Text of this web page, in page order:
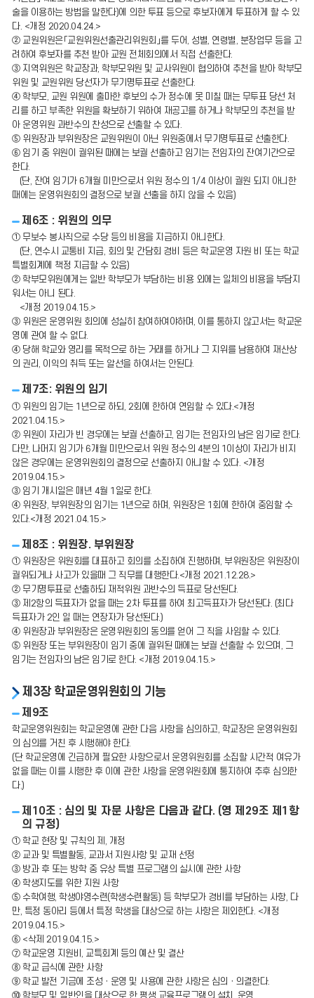
술을 이용하는 방법을 말한다)에 의한 투표 등으로 후보자에게 투표하게 할 수 있
다. <개정 2020.04.24.>
② 교원위원은「교원위원선출관리위원회」를 두어, 성별, 연령별, 분장업무 등을 고
려하여 후보자를 추천 받아 교원 전체회의에서 직접 선출한다.
③ 지역위원은 학교장과, 학부모위원 및 교사위원이 협의하여 추천을 받아 학부모
위원 및 교원위원 당선자가 무기명투표로 선출한다.
④ 학부모, 교원 위원에 출마한 후보의 수가 정수에 못 미칠 때는 무투표 당선 처
리를 하고 부족한 위원을 확보하기 위하여 재공고를 하거나 학부모의 추천을 받
아 운영위원 과반수의 찬성으로 선출할 수 있다.
⑤ 위원장과 부위원장은 교원위원이 아닌 위원중에서 무기명투표로 선출한다.
⑥ 임기 중 위원이 궐위된 때에는 보궐 선출하고 임기는 전임자의 잔여기간으로
한다.
(단, 잔여 임기가 6개월 미만으로서 위원 정수의 1/4 이상이 궐원 되지 아니한
때에는 운영위원회의 결정으로 보궐 선출을 하지 않을 수 있음)
제6조 : 위원의 의무
① 무보수 봉사직으로 수당 등의 비용을 지급하지 아니한다.
(단, 연수시 교통비 지급, 회의 및 간담회 경비 등은 학교운영 자원 비 또는 학교
특별회계에 책정 지급할 수 있음)
② 학부모위원에게는 일반 학부모가 부담하는 비용 외에는 일체의 비용을 부담지
워서는 아니 된다.
<개정 2019.04.15.>
③ 위원은 운영위원 회의에 성실히 참여하여야하며, 이를 통하지 않고서는 학교운
영에 관여 할 수 없다.
④ 당해 학교와 영리를 목적으로 하는 거래를 하거나 그 지위를 남용하여 재산상
의 권리, 이익의 취득 또는 알선을 하여서는 안된다.
제7조: 위원의 임기
① 위원의 임기는 1년으로 하되, 2회에 한하여 연임할 수 있다.<개정
2021.04.15.>
② 위원이 자리가 빈 경우에는 보궐 선출하고, 임기는 전임자의 남은 임기로 한다.
다만, 나머지 임기가 6개월 미만으로서 위원 정수의 4분의 1이상이 자리가 비지
않은 경우에는 운영위원회의 결정으로 선출하지 아니할 수 있다. <개정
2019.04.15.>
③ 임기 개시일은 매년 4월 1일로 한다.
④ 위원장, 부위원장의 임기는 1년으로 하며, 위원장은 1회에 한하여 중임할 수
있다.<개정 2021.04.15.>
제8조 : 위원장. 부위원장
① 위원장은 위원회를 대표하고 회의를 소집하여 진행하며, 부위원장은 위원장이
궐위되거나 사고가 있을때 그 직무를 대행한다.<개정 2021.12.28.>
② 무기명투표로 선출하되 재적위원 과반수의 득표로 당선된다.
③ 제2항의 득표자가 없을 때는 2차 투표를 하여 최고득표자가 당선된다. (최다
득표자가 2인 일 때는 연장자가 당선된다.)
④ 위원장과 부위원장은 운영위원회의 동의를 얻어 그 직을 사임할 수 있다.
⑤ 위원장 또는 부위원장이 임기 중에 궐위된 때에는 보궐 선출할 수 있으며, 그
임기는 전임자의 남은 임기로 한다. <개정 2019.04.15.>
제3장 학교운영위원회의 기능
제9조
학교운영위원회는 학교운영에 관한 다음 사항을 심의하고, 학교장은 운영위원회
의 심의를 거친 후 시행해야 한다.
(단 학교운영에 긴급하게 필요한 사항으로서 운영위원회를 소집할 시간적 여유가
없을 때는 이를 시행한 후 이에 관한 사항을 운영위원회에 통지하여 추후 심의한
다.)
제10조 : 심의 및 자문 사항은 다음과 같다. (영 제29조 제1항
의 규정)
① 학교 현장 및 규칙의 제, 개정
② 교과 및 특별활동, 교과서 지원사항 및 교재 선정
③ 방과 후 또는 방학 중 유상 특별 프로그램의 실시에 관한 사항
④ 학생지도를 위한 지원 사항
⑤ 수학여행, 학생야영수련(학생수련활동) 등 학부모가 경비를 부담하는 사항, 다
만, 특정 동아리 등에서 특정 학생을 대상으로 하는 사항은 제외한다. <개정
2019.04.15.>
⑥ <삭제 2019.04.15.>
⑦ 학교운영 지원비, 교특회계 등의 예산 및 결산
⑧ 학교 급식에 관한 사항
⑨ 학교 발전 기금에 조성ㆍ운영 및 사용에 관한 사항은 심의ㆍ의결한다.